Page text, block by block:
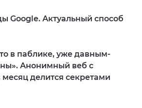
Google. Актуальный способ
в паблике, уже давным-
Анонимный веб с
месяц делится секретами